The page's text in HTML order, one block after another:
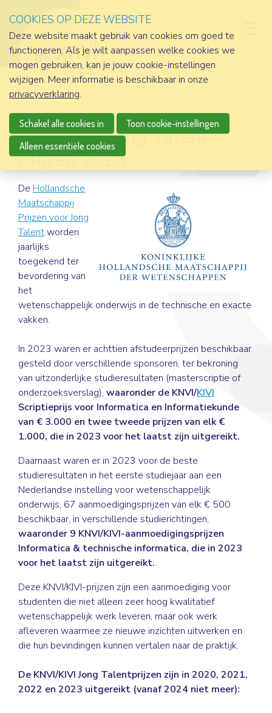
KNVI/KIVI Jong Talent
Prijzen 2023
De Hollandsche
Maatschappij
Prijzen voor Jong
Talentworden
jaarlijks
toegekend ter
bevordering van
het
wetenschappelijk onderwijs in de technische en exacte
vakken.
In 2023 waren er achttien afstudeerprijzen beschikbaar
gesteld door verschillende sponsoren, ter bekroning
van uitzonderlijke studieresultaten (masterscriptie of
onderzoeksverslag), waaronder de KNVI/KIVI
Scriptieprijs voor Informatica en Informatiekunde
van € 3.000 en twee tweede prijzen van elk €
1.000, die in 2023 voor het laatst zijn uitgereikt.
Daarnaast waren er in 2023 voor de beste
studieresultaten in het eerste studiejaar aan een
Nederlandse instelling voor wetenschappelijk
onderwijs, 67 aanmoedigingsprijzen van elk € 500
beschikbaar, in verschillende studierichtingen,
waaronder 9 KNVI/KIVI-aanmoedigingsprijzen
Informatica & technische informatica, die in 2023
voor het laatst zijn uitgereikt..
Deze KNVI/KIVI-prijzen zijn een aanmoediging voor
studenten die niet alleen zeer hoog kwalitatief
wetenschappelijk werk leveren, maar ook werk
afleveren waarmee ze nieuwe inzichten uitwerken en
die hun bevindingen kunnen vertalen naar de praktijk.
De KNVI/KIVI Jong Talentprijzen zijn in 2020, 2021,
2022 en 2023 uitgereikt (vanaf 2024 niet meer):
COOKIES OP DEZE WEBSITE
Deze website maakt gebruik van cookies om goed te
functioneren. Als je wilt aanpassen welke cookies we
mogen gebruiken, kan je jouw cookie-instellingen
wijzigen. Meer informatie is beschikbaar in onze
privacyverklaring.
Schakel alle cookies in
Toon cookie-instellingen
Alleen essentiële cookies